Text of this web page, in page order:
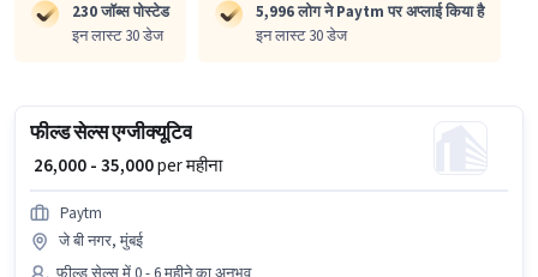
230 जॉब्स पोस्टेड
इन लास्ट 30 डेज
5,996 लोग ने Paytm पर अप्लाई किया है
इन लास्ट 30 डेज
फील्ड सेल्स एग्जीक्यूटिव
₹ 26,000 - 35,000per महीना
Paytm
जे बी नगर, मुंबई